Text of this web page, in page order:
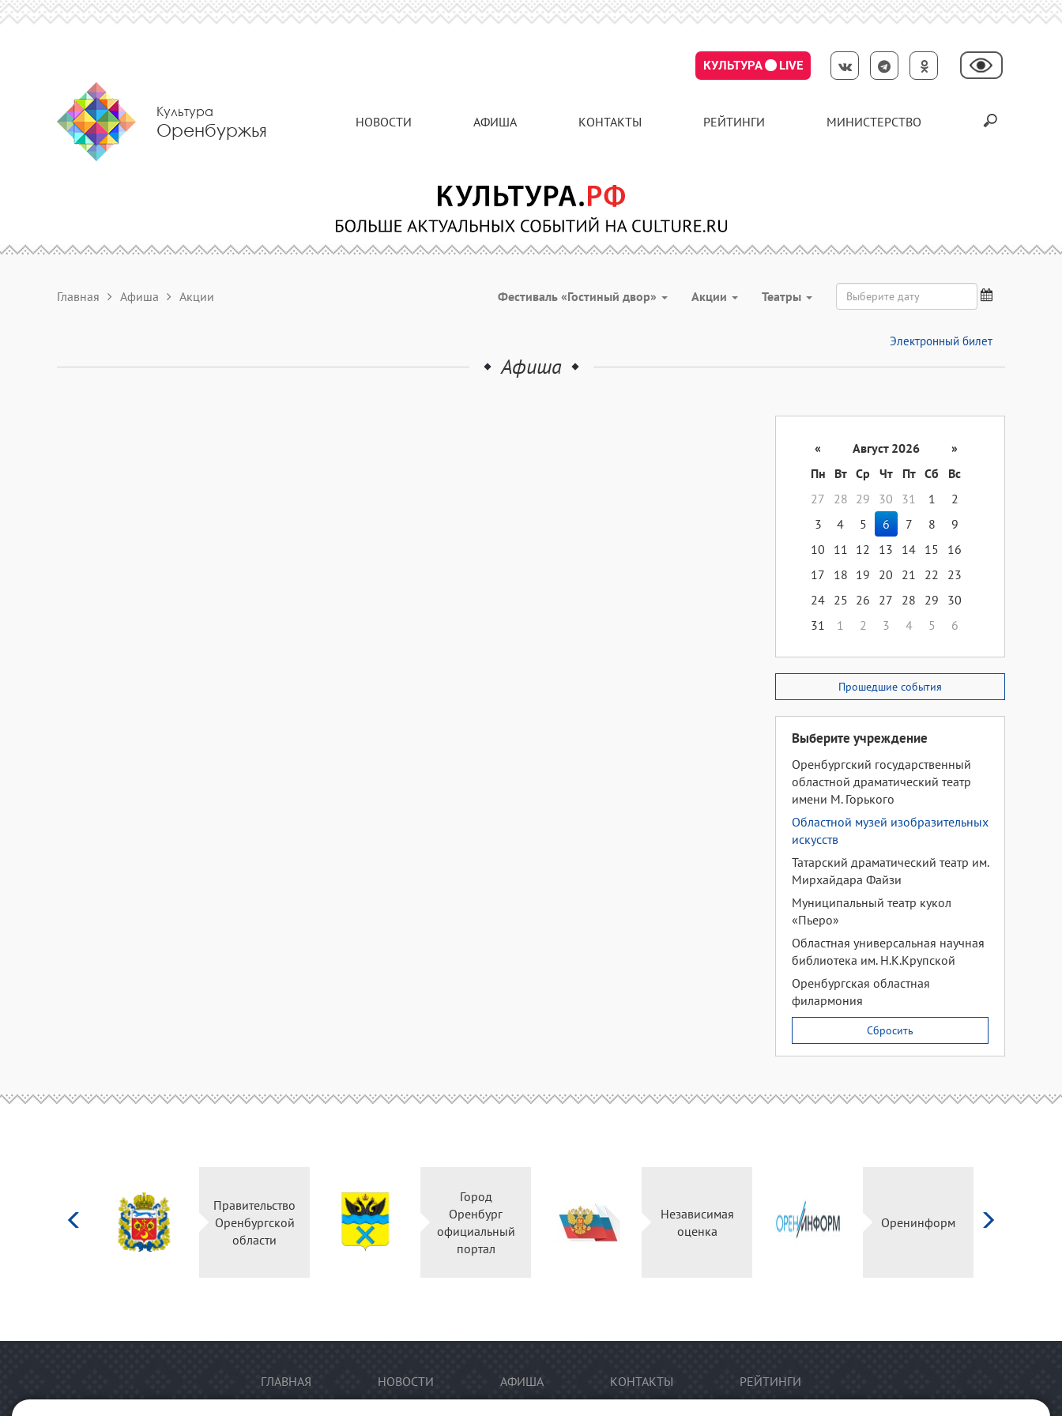
КУЛЬТУРА LIVE
Культура
Оренбуржья НОВОСТИ АФИША КОНТАКТЫ РЕЙТИНГИ МИНИСТЕРСТВО
Главная Афиша Акции Фестиваль «Гостиный двор» Акции Театры
Электронный билет
Афиша
« Август 2026
»
Пн
Вт Ср Чт Пт Сб
Вс
27
28 29 30 31 1
2
3
4 5 6 7 8
9
10
11 12 13 14 15
16
17
18 19 20 21 22
23
24 25 26 27 28 29
30
31
1 2 3 4 5 6
Прошедшие события
Выберите учреждение
Оренбургский государственный
областной драматический театр
имени М. Горького
Областной музей изобразительных
искусств
Татарский драматический театр им.
Мирхайдара Файзи
Муниципальный театр кукол
«Пьеро»
Областная универсальная научная
библиотека им. Н.К.Крупской
Оренбургская областная
филармония
Сбросить
Правительство
Оренбургской
области
Город
Оренбург
официальный
портал
Независимая
оценка
Оренинформ
ГЛАВНАЯ НОВОСТИ АФИША КОНТАКТЫ РЕЙТИНГИ